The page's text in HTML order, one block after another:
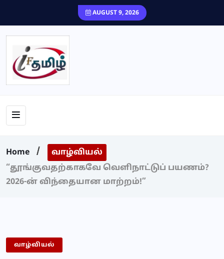
AUGUST 9, 2026
Home
வாழ்வியல்
“தூங்குவதற்காகவே வெளிநாட்டுப் பயணம்?
2026-ன் விந்தையான மாற்றம்!”
வாழ்வியல்